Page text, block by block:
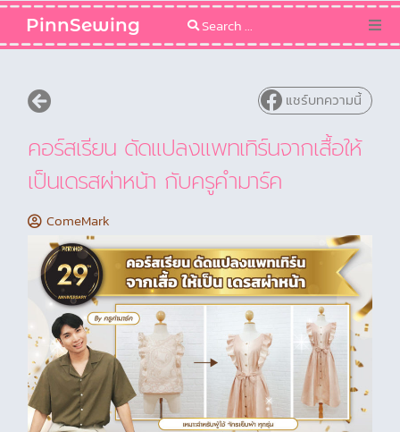
PinnSewing
Sewing Pattern
แชร์บทความนี้
คอร์สเรียน ดัดแปลงแพทเทิร์นจากเสื้อให้
เป็นเดรสผ่าหน้า กับครูคำมาร์ค
ComeMark